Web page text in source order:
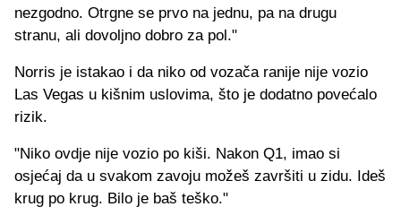
nezgodno. Otrgne se prvo na jednu, pa na drugu
stranu, ali dovoljno dobro za pol."
Norris je istakao i da niko od vozača ranije nije vozio
Las Vegas u kišnim uslovima, što je dodatno povećalo
rizik.
"Niko ovdje nije vozio po kiši. Nakon Q1, imao si
osjećaj da u svakom zavoju možeš završiti u zidu. Ideš
krug po krug. Bilo je baš teško."